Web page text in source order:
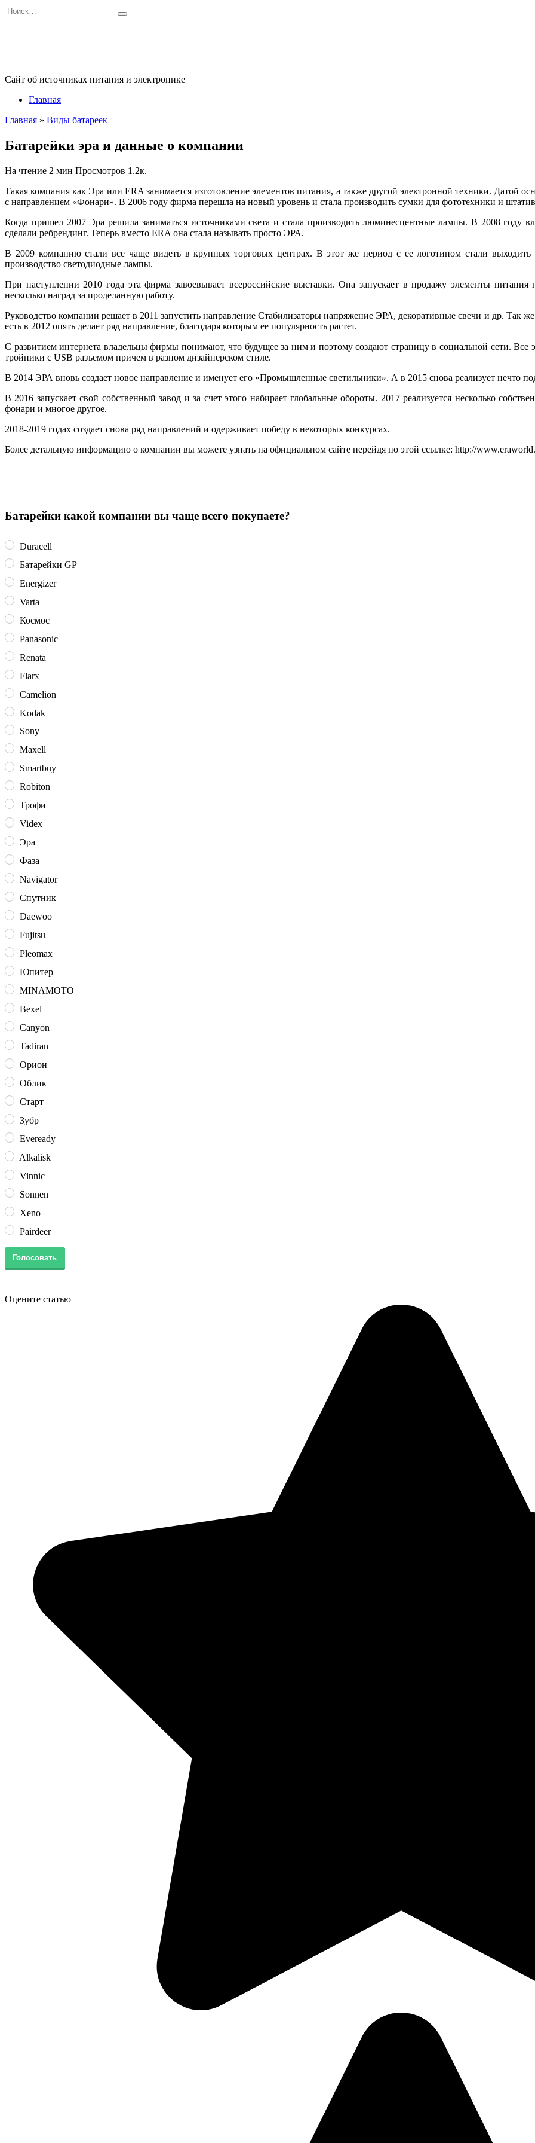
Перейти
к
Search
for:
Сайт об источниках питания и электронике
Главная
Главная » Виды батареек
Батарейки эра и данные о компании
На чтение 2 мин Просмотров 1.2к.
Такая компания как Эра или ERA занимается изготовление элементов питания, а также другой электронной техники. Датой
с направлением «Фонари». В 2006 году фирма перешла на новый уровень и стала производить сумки для фототехники и
Когда пришел 2007 Эра решила заниматься источниками света и стала производить люминесцентные лампы. В 2008 году
сделали ребрендинг. Теперь вместо ERA она стала называть просто ЭРА.
В 2009 компанию стали все чаще видеть в крупных торговых центрах. В этот же период с ее логотипом стали выходить
производство светодиодные лампы.
При наступлении 2010 года эта фирма завоевывает всероссийские выставки. Она запускает в продажу элементы
несколько наград за проделанную работу.
Руководство компании решает в 2011 запустить направление Стабилизаторы напряжение ЭРА, декоративные свечи и др. Так
есть в 2012 опять делает ряд направление, благодаря которым ее популярность растет.
С развитием интернета владельцы фирмы понимают, что будущее за ним и поэтому создают страницу в социальной сети. Все
тройники с USB разъемом причем в разном дизайнерском стиле.
В 2014 ЭРА вновь создает новое направление и именует его «Промышленные светильники». А в 2015 снова реализует нечто
В 2016 запускает свой собственный завод и за счет этого набирает глобальные обороты. 2017 реализуется несколько
фонари и многое другое.
2018-2019 годах создает снова ряд направлений и одерживает победу в некоторых конкурсах.
Более детальную информацию о компании вы можете узнать на официальном сайте перейдя по этой ссылке: http://
Батарейки какой компании вы чаще всего покупаете?
Duracell
Батарейки GP
Energizer
Varta
Космос
Panasonic
Renata
Flarx
Camelion
Kodak
Sony
Maxell
Smartbuy
Robiton
Трофи
Videx
Эра
Фаза
Navigator
Спутник
Daewoo
Fujitsu
Pleomax
Юпитер
MINAMOTO
Bexel
Canyon
Tadiran
Орион
Облик
Старт
Зубр
Eveready
Alkalisk
Vinnic
Sonnen
Xeno
Pairdeer
Оцените статью